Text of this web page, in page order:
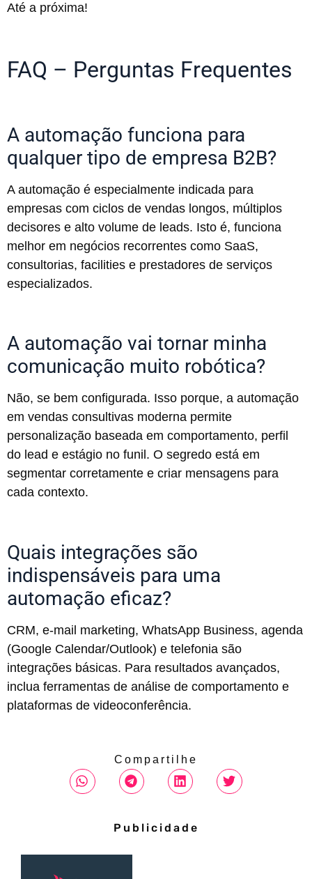
Até a próxima!
FAQ – Perguntas Frequentes
A automação funciona para
qualquer tipo de empresa B2B?
A automação é especialmente indicada para
empresas com ciclos de vendas longos, múltiplos
decisores e alto volume de leads. Isto é, funciona
melhor em negócios recorrentes como SaaS,
consultorias, facilities e prestadores de serviços
especializados.
A automação vai tornar minha
comunicação muito robótica?
Não, se bem configurada. Isso porque, a automação
em vendas consultivas moderna permite
personalização baseada em comportamento, perfil
do lead e estágio no funil. O segredo está em
segmentar corretamente e criar mensagens para
cada contexto.
Quais integrações são
indispensáveis para uma
automação eficaz?
CRM, e-mail marketing, WhatsApp Business, agenda
(Google Calendar/Outlook) e telefonia são
integrações básicas. Para resultados avançados,
inclua ferramentas de análise de comportamento e
plataformas de videoconferência.
Compartilhe
Publicidade